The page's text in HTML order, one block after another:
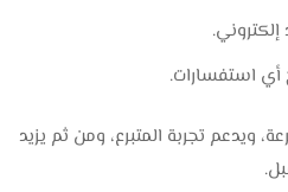
استفسارات.
ويدعم تجربة المتبرع، ومن ثم يزيد